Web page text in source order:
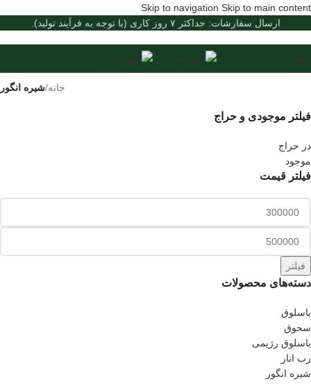
Skip to navigation Skip to main content
ارسال سفارشات: حداکثر ۷ روز کاری (با توجه به فرآیند تولید).
منو
خانه/شیره انگور
فیلتر موجودی و حراج
در حراج
موجود
فیلتر قیمت
فیلتر
دسته‌های محصولات
باسلوق
سجوق
باسلوق رژیمی
رب انار
شیره انگور